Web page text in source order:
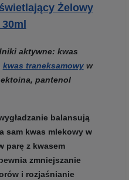
Żelowy
aktywne: kwas
kwas traneksamowyw
pantenol
balansują
sam kwas mlekowy w
parę z kwasem
zmniejszanie
i rozjaśnianie